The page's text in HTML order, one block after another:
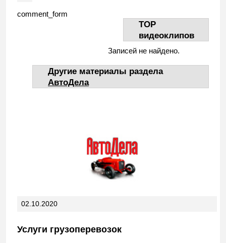
comment_form
TOP
видеоклипов
Записей не найдено.
Другие материалы раздела
АвтоДела
02.10.2020
Услуги грузоперевозок